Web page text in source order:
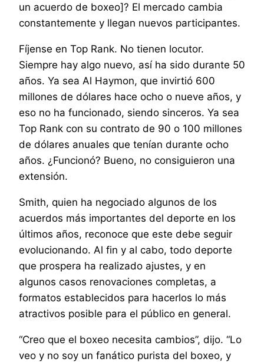
un acuerdo de boxeo]? El mercado cambia
constantemente y llegan nuevos participantes.
Fíjense en Top Rank. No tienen locutor.
Siempre hay algo nuevo, así ha sido durante 50
años. Ya sea Al Haymon, que invirtió 600
millones de dólares hace ocho o nueve años, y
eso no ha funcionado, siendo sinceros. Ya sea
Top Rank con su contrato de 90 o 100 millones
de dólares anuales que tenían durante ocho
años. ¿Funcionó? Bueno, no consiguieron una
extensión.
Smith, quien ha negociado algunos de los
acuerdos más importantes del deporte en los
últimos años, reconoce que este debe seguir
evolucionando. Al fin y al cabo, todo deporte
que prospera ha realizado ajustes, y en
algunos casos renovaciones completas, a
formatos establecidos para hacerlos lo más
atractivos posible para el público en general.
“Creo que el boxeo necesita cambios”, dijo. “Lo
veo y no soy un fanático purista del boxeo, y